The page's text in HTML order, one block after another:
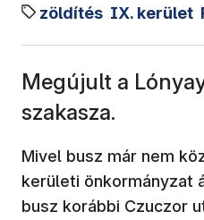
zöldítés IX. kerület
Megújult a
szakasza.
Mivel busz már nem
kerületi önkormányzat
busz korábbi Czuczor